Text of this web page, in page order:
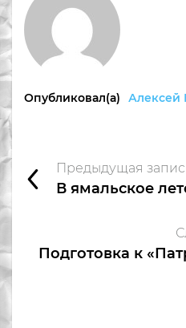
Опубликовал(а) Алексей
Предыдущая
В ямальское
Подготовка к